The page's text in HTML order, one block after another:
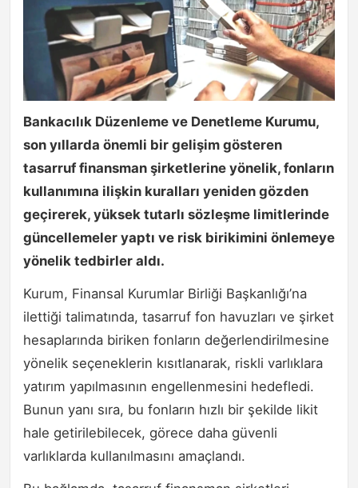
Bankacılık Düzenleme ve Denetleme Kurumu,
son yıllarda önemli bir gelişim gösteren
tasarruf finansman şirketlerine yönelik, fonların
kullanımına ilişkin kuralları yeniden gözden
geçirerek, yüksek tutarlı sözleşme limitlerinde
güncellemeler yaptı ve risk birikimini önlemeye
yönelik tedbirler aldı.
Kurum, Finansal Kurumlar Birliği Başkanlığı’na
ilettiği talimatında, tasarruf fon havuzları ve şirket
hesaplarında biriken fonların değerlendirilmesine
yönelik seçeneklerin kısıtlanarak, riskli varlıklara
yatırım yapılmasının engellenmesini hedefledi.
Bunun yanı sıra, bu fonların hızlı bir şekilde likit
hale getirilebilecek, görece daha güvenli
varlıklarda kullanılmasını amaçlandı.